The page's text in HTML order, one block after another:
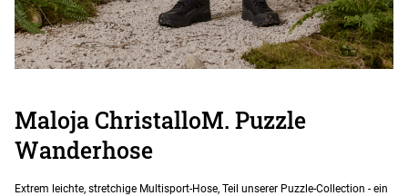
Maloja ChristalloM. Puzzle
Wanderhose
Extrem leichte, stretchige Multisport-Hose, Teil unserer Puzzle-Collection - ein